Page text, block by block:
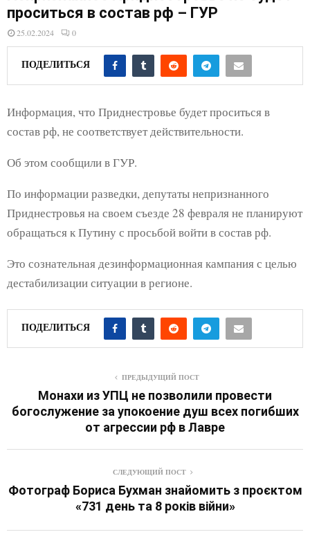
E
N
U
проситься в состав рф – ГУР
25.02.2024 0
ПОДЕЛИТЬСЯ
Информация, что Приднестровье будет проситься в
состав рф, не соответствует действительности.
Об этом сообщили в ГУР.
По информации разведки, депутаты непризнанного
Приднестровья на своем съезде 28 февраля не планируют
обращаться к Путину с просьбой войти в состав рф.
Это сознательная дезинформационная кампания с целью
дестабилизации ситуации в регионе.
ПОДЕЛИТЬСЯ
ПРЕДЫДУЩИЙ ПОСТ
Монахи из УПЦ не позволили провести
богослужение за упокоение душ всех погибших
от агрессии рф в Лавре
СЛЕДУЮЩИЙ ПОСТ
Фотограф Бориса Бухман знайомить з проєктом
«731 день та 8 років війни»